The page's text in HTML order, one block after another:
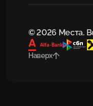
© 2026 Места.
Наверх